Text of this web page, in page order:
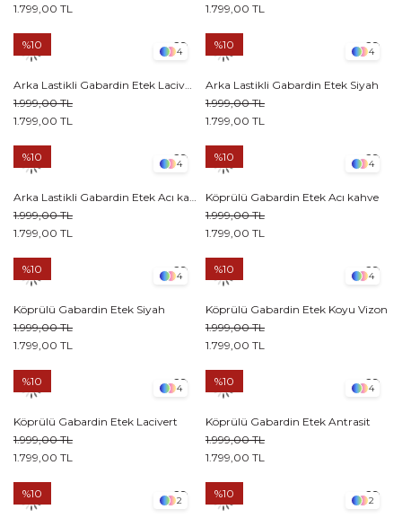
1.799,00 TL 1.799,00 TL
4
1.799,00 TL
1.999,00 TL
%10
4
Arka Lastikli Gabardin Etek Siyah
1.799,00 TL
1.999,00 TL
%10
4
1.799,00 TL
1.999,00 TL
%10
4
Köprülü Gabardin Etek Acı kahve
1.799,00 TL
1.999,00 TL
%10
4
Köprülü Gabardin Etek Siyah
1.799,00 TL
1.999,00 TL
%10
4
Köprülü Gabardin Etek Koyu Vizon
1.799,00 TL
1.999,00 TL
%10
4
Köprülü Gabardin Etek Lacivert
1.799,00 TL
1.999,00 TL
%10
4
Köprülü Gabardin Etek Antrasit
1.799,00 TL
1.999,00 TL
%10
2
%10
2
%10